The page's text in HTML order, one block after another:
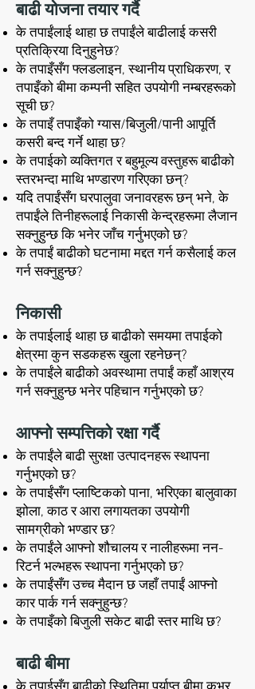
बाढी योजना तयार गर्दै
के तपाईंलाई थाहा छ तपाईंले बाढीलाई कसरी
प्रतिक्रिया दिनुहुनेछ?
के तपाइँसँग फ्लडलाइन, स्थानीय प्राधिकरण, र
तपाइँको बीमा कम्पनी सहित उपयोगी नम्बरहरूको
सूची छ?
के तपाइँ तपाइँको ग्यास/बिजुली/पानी आपूर्ति
कसरी बन्द गर्ने थाहा छ?
के तपाईको व्यक्तिगत र बहुमूल्य वस्तुहरू बाढीको
स्तरभन्दा माथि भण्डारण गरिएका छन्?
यदि तपाईंसँग घरपालुवा जनावरहरू छन् भने, के
तपाईंले तिनीहरूलाई निकासी केन्द्रहरूमा लैजान
सक्नुहुन्छ कि भनेर जाँच गर्नुभएको छ?
के तपाईं बाढीको घटनामा मद्दत गर्न कसैलाई कल
गर्न सक्नुहुन्छ?
निकासी
के तपाईलाई थाहा छ बाढीको समयमा तपाईको
क्षेत्रमा कुन सडकहरू खुला रहनेछन्?
के तपाईंले बाढीको अवस्थामा तपाईं कहाँ आश्रय
गर्न सक्नुहुन्छ भनेर पहिचान गर्नुभएको छ?
आफ्नो सम्पत्तिको रक्षा गर्दै
के तपाईंले बाढी सुरक्षा उत्पादनहरू स्थापना
गर्नुभएको छ?
के तपाईंसँग प्लाष्टिकको पाना, भरिएका बालुवाका
झोला, काठ र आरा लगायतका उपयोगी
सामग्रीको भण्डार छ?
के तपाईंले आफ्नो शौचालय र नालीहरूमा नन-
रिटर्न भल्भहरू स्थापना गर्नुभएको छ?
के तपाईंसँग उच्च मैदान छ जहाँ तपाईं आफ्नो
कार पार्क गर्न सक्नुहुन्छ?
के तपाइँको बिजुली सकेट बाढी स्तर माथि छ?
बाढी बीमा